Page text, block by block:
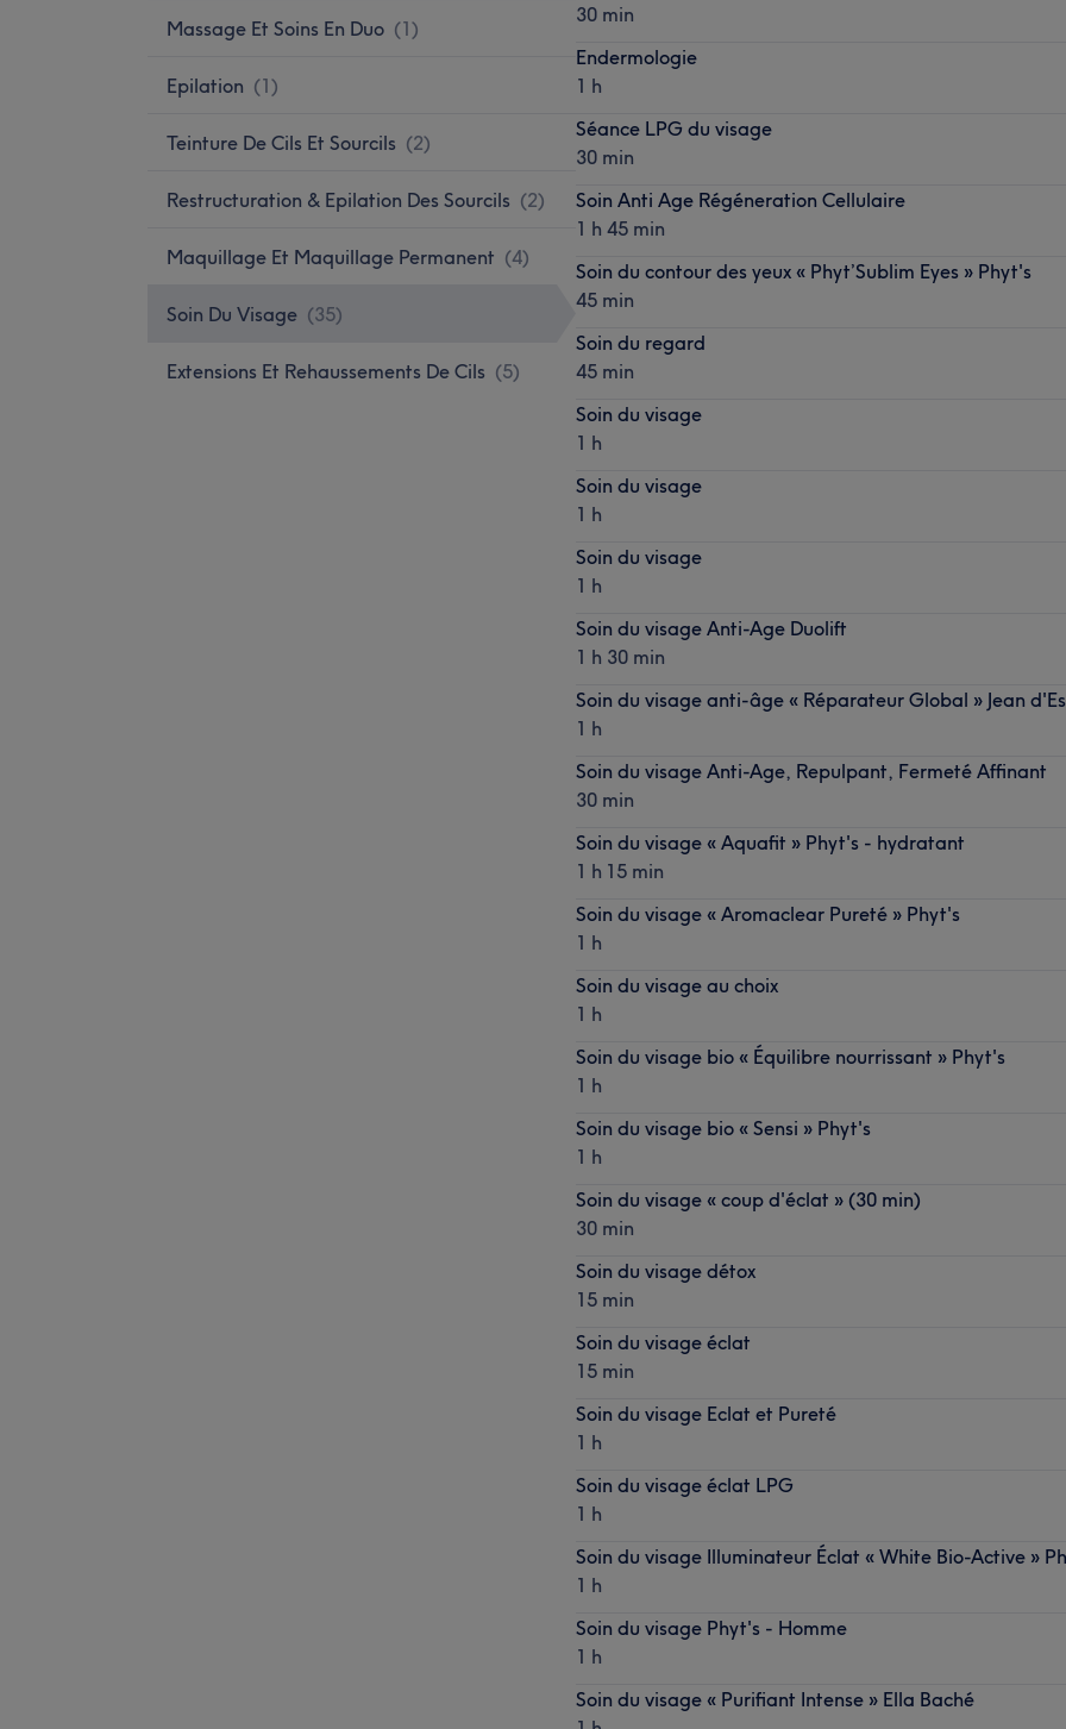
Massage Et Soins En Duo (1)
Epilation (1)
Teinture De Cils Et Sourcils (2)
Restructuration & Epilation Des Sourcils (2)
Maquillage Et Maquillage Permanent (4)
Soin Du Visage (35)
Extensions Et Rehaussements De Cils (5)
30 min
Endermologie
1 h
Séance LPG du visage
30 min
Soin Anti Age Régéneration Cellulaire
1 h 45 min
Soin du contour des yeux « Phyt’Sublim Eyes » Phyt's
45 min
Soin du regard
45 min
Soin du visage
1 h
Soin du visage
1 h
Soin du visage
1 h
Soin du visage Anti-Age Duolift
1 h 30 min
Soin du visage anti-âge « Réparateur Global » Jean
1 h
Soin du visage Anti-Age, Repulpant, Fermeté Affinant
30 min
Soin du visage « Aquafit » Phyt's - hydratant
1 h 15 min
Soin du visage « Aromaclear Pureté » Phyt's
1 h
Soin du visage au choix
1 h
Soin du visage bio « Équilibre nourrissant » Phyt's
1 h
Soin du visage bio « Sensi » Phyt's
1 h
Soin du visage « coup d'éclat » (30 min)
30 min
Soin du visage détox
15 min
Soin du visage éclat
15 min
Soin du visage Eclat et Pureté
1 h
Soin du visage éclat LPG
1 h
Soin du visage Illuminateur Éclat « White Bio-Active »
1 h
Soin du visage Phyt's - Homme
1 h
Soin du visage « Purifiant Intense » Ella Baché